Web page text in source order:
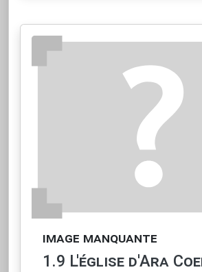
image manquante
1.9 L'église d'Ara